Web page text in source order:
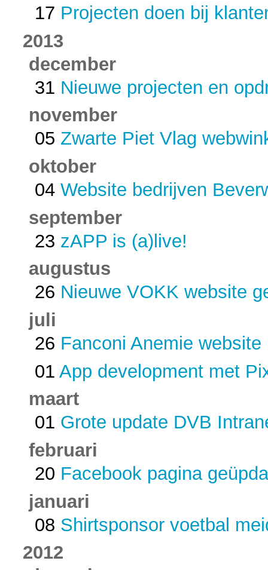
17 Projecten doen bij
2013
december
31 Nieuwe projecten en
november
05 Zwarte Piet Vlag
oktober
04 Website bedrijven
september
23 zAPP is (a)live!
augustus
26 Nieuwe VOKK website
juli
26 Fanconi Anemie website
01 App development met
maart
01 Grote update DVB
februari
20 Facebook pagina
januari
08 Shirtsponsor voetbal
2012